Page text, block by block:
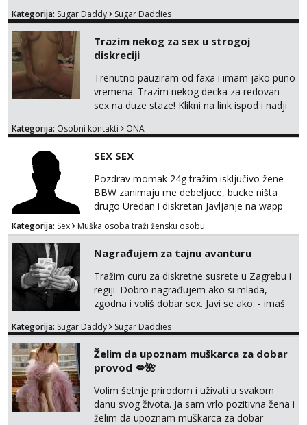
Kategorija: Sugar Daddy Sugar Daddies
Trazim nekog za sex u strogoj
diskreciji
Trenutno pauziram od faxa i imam jako puno
vremena. Trazim nekog decka za redovan
sex na duze staze! Klikni na link ispod i nadji
Kategorija: Osobni kontakti ONA
SEX SEX
Pozdrav momak 24g tražim isključivo žene
BBW zanimaju me debeljuce, bucke ništa
drugo Uredan i diskretan Javljanje na wapp
095 546 9915
Kategorija: Sex Muška osoba traži žensku osobu
Nagrađujem za tajnu avanturu
Tražim curu za diskretne susrete u Zagrebu i
regiji. Dobro nagrađujem ako si mlada,
zgodna i voliš dobar sex. Javi se ako: - imaš
kosu - se dobro ljubiš - si fleksibilna s
dostupna radnim danom (vikendi i noći su za
obitelj) - vodiš brigu o zdravlju i koristiš
zaštitu Ne javljajte se: - debele - frajeri i
paro...
Kategorija: Sugar Daddy Sugar Daddies
Želim da upoznam muškarca za dobar
provod 💋🌺
Volim šetnje prirodom i uživati u svakom
danu svog života. Ja sam vrlo pozitivna žena i
želim da upoznam muškarca za dobar